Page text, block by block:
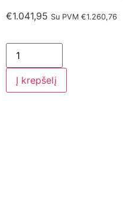
€1.041,95 Su PVM €1.260,76
Į krepšelį